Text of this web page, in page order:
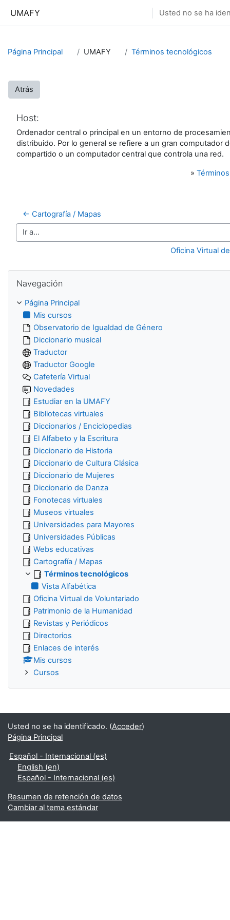
UMAFY Usted no se ha
Página Principal UMAFY Términos tecnológicos
Atrás
Host:
Ordenador central o principal en un entorno de
distribuido. Por lo general se refiere a un gran computador
compartido o un computador central que controla una red.
»
← Cartografía / Mapas
Ir a...
Oficina Virtual
Navegación
Página Principal
Mis cursos
Observatorio de Igualdad de Género
Diccionario musical
Traductor
Traductor Google
Cafetería Virtual
Novedades
Estudiar en la UMAFY
Bibliotecas virtuales
Diccionarios / Enciclopedias
El Alfabeto y la Escritura
Diccionario de Historia
Diccionario de Cultura Clásica
Diccionario de Mujeres
Diccionario de Danza
Fonotecas virtuales
Museos virtuales
Universidades para Mayores
Universidades Públicas
Webs educativas
Cartografía / Mapas
Términos tecnológicos
Vista Alfabética
Oficina Virtual de Voluntariado
Patrimonio de la Humanidad
Revistas y Periódicos
Directorios
Enlaces de interés
Mis cursos
Cursos
Usted no se ha identificado. (Acceder)
Página Principal
Español - Internacional ‎(es)‎
English ‎(en)‎
Español - Internacional ‎(es)‎
Resumen de retención de datos
Cambiar al tema estándar